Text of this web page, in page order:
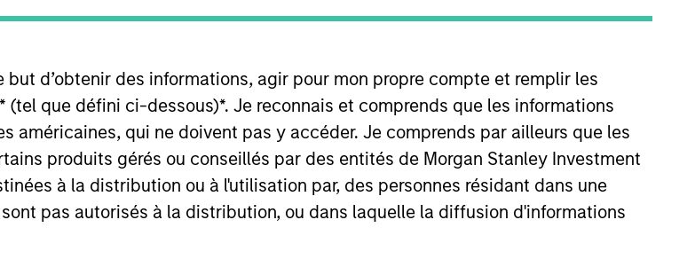
but d’obtenir des informations, agir pour mon propre compte et remplir les
* (tel que défini ci-dessous)*. Je reconnais et comprends que les informations
américaines, qui ne doivent pas y accéder. Je comprends par ailleurs que les
produits gérés ou conseillés par des entités de Morgan Stanley Investment
à la distribution ou à l'utilisation par, des personnes résidant dans une
pas autorisés à la distribution, ou dans laquelle la diffusion d'informations